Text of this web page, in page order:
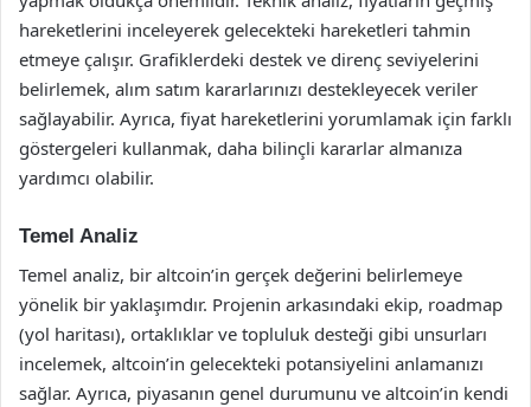
hareketlerini inceleyerek gelecekteki hareketleri tahmin
etmeye çalışır. Grafiklerdeki destek ve direnç seviyelerini
belirlemek, alım satım kararlarınızı destekleyecek veriler
sağlayabilir. Ayrıca, fiyat hareketlerini yorumlamak için farklı
göstergeleri kullanmak, daha bilinçli kararlar almanıza
yardımcı olabilir.
Temel Analiz
Temel analiz, bir altcoin’in gerçek değerini belirlemeye
yönelik bir yaklaşımdır. Projenin arkasındaki ekip, roadmap
(yol haritası), ortaklıklar ve topluluk desteği gibi unsurları
incelemek, altcoin’in gelecekteki potansiyelini anlamanızı
sağlar. Ayrıca, piyasanın genel durumunu ve altcoin’in kendi